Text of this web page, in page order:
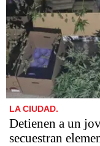
LA CIUDAD.
Detienen a un
secuestran